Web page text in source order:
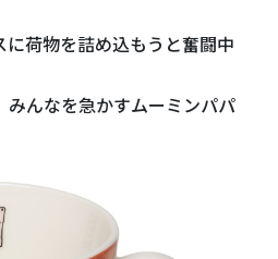
荷物を詰め込もうと奮闘中
みんなを急かすムーミンパパ